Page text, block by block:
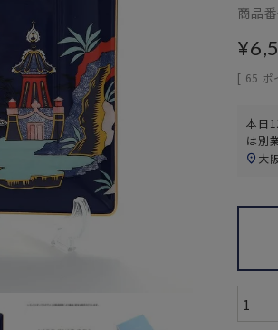
商品
¥
[ 65 ポ
本日
は別
大